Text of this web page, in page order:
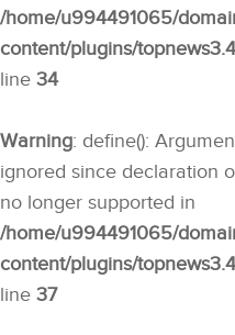
/home/u994491065/
content/plugins/
line 34
Warning: define():
ignored since declaration
no longer supported in
/home/u994491065/
content/plugins/
line 37